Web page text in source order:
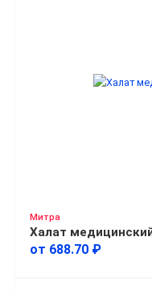
Митра
Халат
от 688.70 ₽